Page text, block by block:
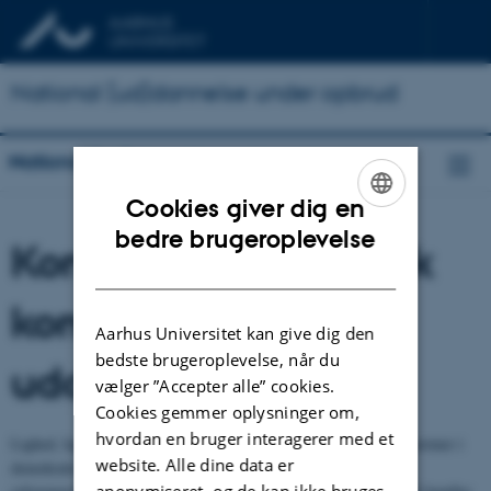
National (ud)dannelse under opbrud
National (ud)dannelse under opbrud
Konstruktion af etnisk
kompleksitet i
uddannelse
Lighed, ligestilling og lige muligheder er grundlæggende værdinormer i
demokratisk uddannelse og indgår som et vigtigt element i
ENGLISH
Cookies giver dig en
bedre brugeroplevelse
Aarhus Universitet kan give dig den
bedste brugeroplevelse, når du
vælger ”Accepter alle” cookies.
Cookies gemmer oplysninger om,
hvordan en bruger interagerer med et
website. Alle dine data er